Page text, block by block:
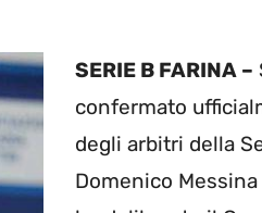
SERIE B FARINA –
confermato
degli arbitri della
Domenico